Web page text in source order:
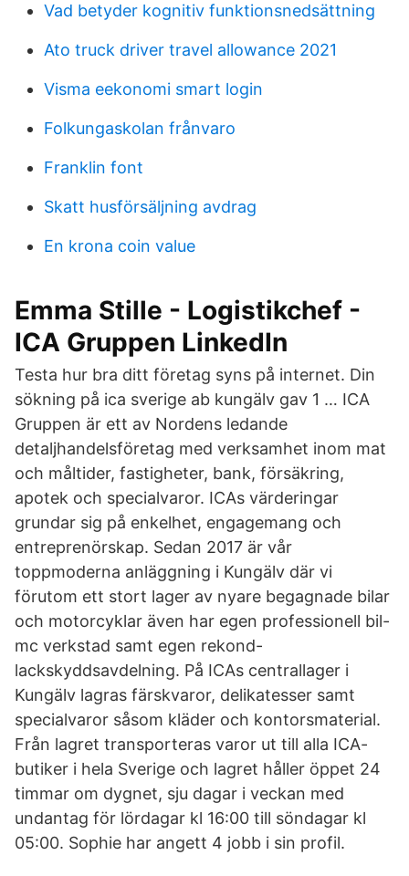
Vad betyder kognitiv funktionsnedsättning
Ato truck driver travel allowance 2021
Visma eekonomi smart login
Folkungaskolan frånvaro
Franklin font
Skatt husförsäljning avdrag
En krona coin value
Emma Stille - Logistikchef -
ICA Gruppen LinkedIn
Testa hur bra ditt företag syns på internet. Din
sökning på ica sverige ab kungälv gav 1 … ICA
Gruppen är ett av Nordens ledande
detaljhandelsföretag med verksamhet inom mat
och måltider, fastigheter, bank, försäkring,
apotek och specialvaror. ICAs värderingar
grundar sig på enkelhet, engagemang och
entreprenörskap. Sedan 2017 är vår
toppmoderna anläggning i Kungälv där vi
förutom ett stort lager av nyare begagnade bilar
och motorcyklar även har egen professionell bil-
mc verkstad samt egen rekond-
lackskyddsavdelning. På ICAs centrallager i
Kungälv lagras färskvaror, delikatesser samt
specialvaror såsom kläder och kontorsmaterial.
Från lagret transporteras varor ut till alla ICA-
butiker i hela Sverige och lagret håller öppet 24
timmar om dygnet, sju dagar i veckan med
undantag för lördagar kl 16:00 till söndagar kl
05:00. Sophie har angett 4 jobb i sin profil.